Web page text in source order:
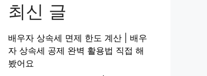
최신 글
배우자 상속세 면제 한도 계산 | 배우
자 상속세 공제 완벽 활용법 직접 해
봤어요